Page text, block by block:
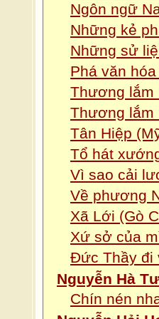
Ngôn ngữ
Những kẻ
Những sử
Phá văn
Thương lắm
Thương lắm
Tân Hiệp
Tổ hát
Vì sao cải
Về phương
Xã Lới (Gò
Xứ sở của
Đức Thầy đi
Nguyễn Hà
Chín nén